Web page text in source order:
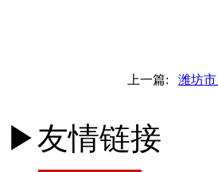
上一篇: 潍坊
▶友情链接